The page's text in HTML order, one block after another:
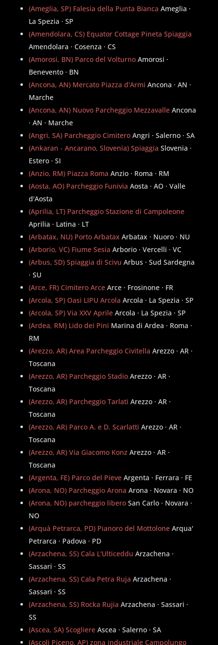
(Ameglia, SP) Falesia della Punta Bianca Ameglia ·
La Spezia · SP
(Amendolara, CS) Equator Cottage Pineta Spiaggia
Amendolara · Cosenza · CS
(Amorosi, BN) Parco del Volturno Amorosi ·
Benevento · BN
(Ancona, AN) Mercato Piazza d'Armi Ancona · AN ·
Marche
(Ancona, AN) Nuovo Parcheggio Mezzavalle Ancona
· AN · Marche
(Angri, SA) Parcheggio Cimitero Angri · Salerno · SA
(Ankaran - Ancarano, Slovenia) Spiaggia Slovenia ·
Estero · SI
(Anzio, RM) Piazza Roma Anzio · Roma · RM
(Aosta, AO) Parcheggio Funivia Aosta · AO · Valle
d'Aosta
(Aprilia, LT) Parcheggio Stazione di Campoleone
Aprilia · Latina · LT
(Arbatax, NU) Porto Arbatax Arbatax · Nuoro · NU
(Arborio, VC) Fiume Sesia Arborio · Vercelli · VC
(Arbus, SD) Spiaggia di Scivu Arbus · Sud Sardegna
· SU
(Arce, FR) Cimitero Arce Arce · Frosinone · FR
(Arcola, SP) Oasi LIPU Arcola Arcola · La Spezia · SP
(Arcola, SP) Via XXV Aprile Arcola · La Spezia · SP
(Ardea, RM) Lido dei Pini Marina di Ardea · Roma ·
RM
(Arezzo, AR) Area Parcheggio Civitella Arezzo · AR ·
Toscana
(Arezzo, AR) Parcheggio Stadio Arezzo · AR ·
Toscana
(Arezzo, AR) Parcheggio Tarlati Arezzo · AR ·
Toscana
(Arezzo, AR) Parco A. e D. Scarlatti Arezzo · AR ·
Toscana
(Arezzo, AR) Via Giacomo Konz Arezzo · AR ·
Toscana
(Argenta, FE) Parco del Pieve Argenta · Ferrara · FE
(Arona, NO) Parcheggio Arona Arona · Novara · NO
(Arona, NO) parcheggio libero San Carlo · Novara ·
NO
(Arquà Petrarca, PD) Pianoro del Mottolone Arqua'
Petrarca · Padova · PD
(Arzachena, SS) Cala L'Ulticeddu Arzachena ·
Sassari · SS
(Arzachena, SS) Cala Petra Ruja Arzachena ·
Sassari · SS
(Arzachena, SS) Rocka Rujia Arzachena · Sassari ·
SS
(Ascea, SA) Scogliere Ascea · Salerno · SA
(Ascoli Piceno, AP) zona industriale Campolungo